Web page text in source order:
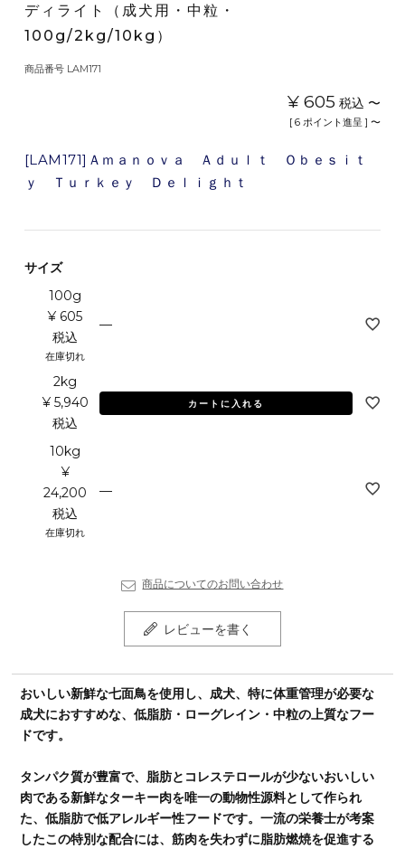
ディライト（成犬用・中粒・
100g/2kg/10kg）
商品番号 LAM171
¥ 605 税込 〜
[ 6 ポイント進呈 ] 〜
[LAM171]Ａｍａｎｏｖａ Ａｄｕｌｔ Ｏｂｅｓｉｔ
ｙ Ｔｕｒｋｅｙ Ｄｅｌｉｇｈｔ
サイズ
100g
¥ 605
税込
在庫切れ
—
2kg
¥ 5,940
税込
カートに入れる
10kg
¥
24,200
税込
在庫切れ
—
商品についてのお問い合わせ
レビューを書く
おいしい新鮮な七面鳥を使用し、成犬、特に体重管理が必要な
成犬におすすめな、低脂肪・ローグレイン・中粒の上質なフー
ドです。
タンパク質が豊富で、脂肪とコレステロールが少ないおいしい
肉である新鮮なターキー肉を唯一の動物性源料として作られ
た、低脂肪で低アレルギー性フードです。一流の栄養士が考案
したこの特別な配合には、筋肉を失わずに脂肪燃焼を促進する